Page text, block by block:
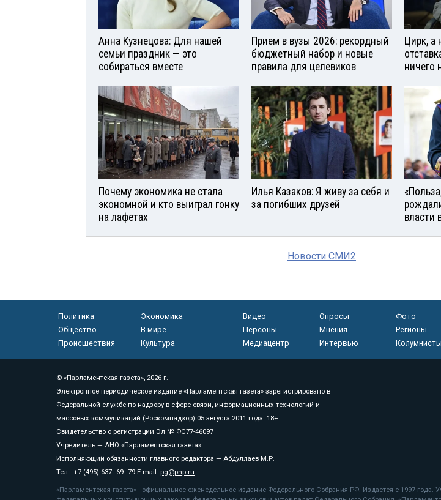
Анна Кузнецова: Для нашей
семьи праздник — это
собираться вместе
Прием в вузы 2026: рекордный
бюджетный набор и новые
правила для целевиков
Цирк, а
ничего
Почему экономика не стала
экономной и кто выиграл гонку
на лафетах
Илья Казаков: Я живу за себя и
за погибших друзей
власти
Новости СМИ2
Политика
Экономика
Общество
В мире
Происшествия
Культура
Видео Опросы
Фото
Персоны
Мнения
Регионы
Медиацентр
Интервью Колумнисты
© «Парламентская газета», 2026 г.
Электронное периодическое издание «Парламентская газета» зарегистрировано в
Федеральной службе по надзору в сфере связи, информационных технологий и
массовых коммуникаций (Роскомнадзор) 05 августа 2011 года. 18+
Свидетельство о регистрации Эл № ФС77-46097
Учредитель — АНО «Парламентская газета»
Исполняющий обязанности главного редактора — Абдуллаев М.Р.
Тел.: +7 (495) 637–69–79 E-mail: pg@pnp.ru
«Парламентская газета» - официальное еженедельное издание Федерального Собрания РФ. Издается с 1997